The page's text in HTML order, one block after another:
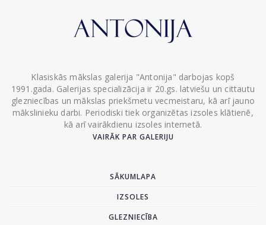
Klasiskās mākslas galerija "Antonija" darbojas kopš
1991.gada. Galerijas specializācija ir 20.gs. latviešu un cittautu
glezniecības un mākslas priekšmetu vecmeistaru, kā arī jauno
mākslinieku darbi. Periodiski tiek organizētas izsoles klātienē,
kā arī vairākdienu izsoles internetā.
VAIRĀK PAR GALERIJU
SĀKUMLAPA
IZSOLES
GLEZNIECĪBA